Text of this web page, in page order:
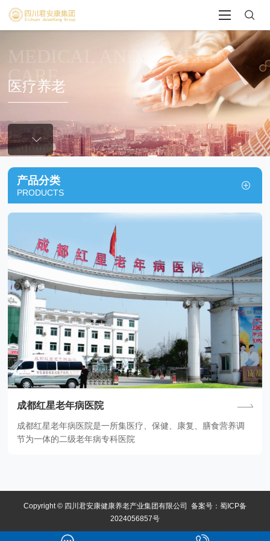
MEDICAL AND ELDERLY
CARE
医疗养老
产品分类
PRODUCTS
成都红星老年病医院
成都红星老年病医院是一所集医疗、保健、康复、膳食营养调
节为一体的二级老年病专科医院
Copyright © 四川君安康健康养老产业集团有限公司 备案号： 蜀ICP备
2024056857号